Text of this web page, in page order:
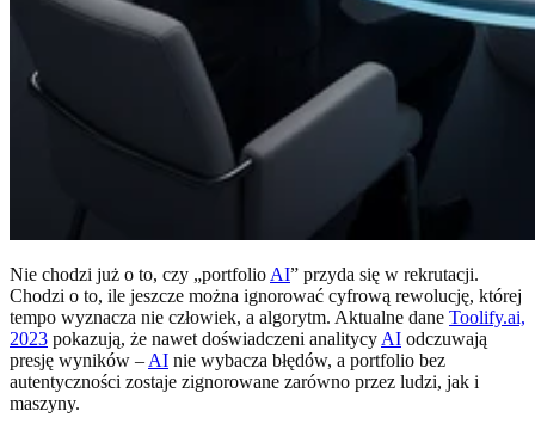
Nie chodzi już o to, czy „portfolio AI” przyda się w rekrutacji.
Chodzi o to, ile jeszcze można ignorować cyfrową rewolucję, której
tempo wyznacza nie człowiek, a algorytm. Aktualne dane Toolify.ai,
2023 pokazują, że nawet doświadczeni analitycy AI odczuwają
presję wyników – AI nie wybacza błędów, a portfolio bez
autentyczności zostaje zignorowane zarówno przez ludzi, jak i
maszyny.